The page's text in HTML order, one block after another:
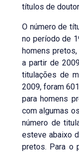
títulos de
O número de
no período de
homens
a partir de
titulações de
2009, foram
para homens
com algumas
número de
esteve abaixo
pretos. Para o